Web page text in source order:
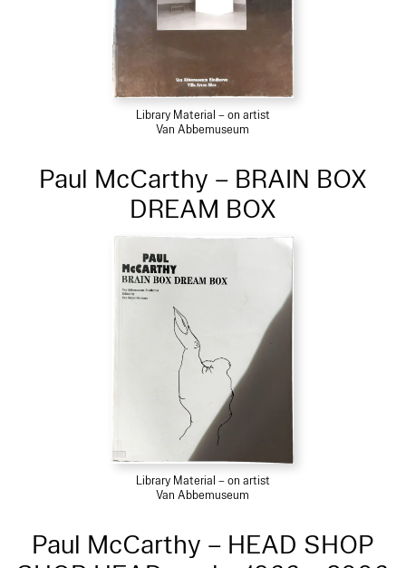
Library Material – on artist
Van Abbemuseum
Paul McCarthy – BRAIN BOX
DREAM BOX
Library Material – on artist
Van Abbemuseum
Paul McCarthy – HEAD SHOP